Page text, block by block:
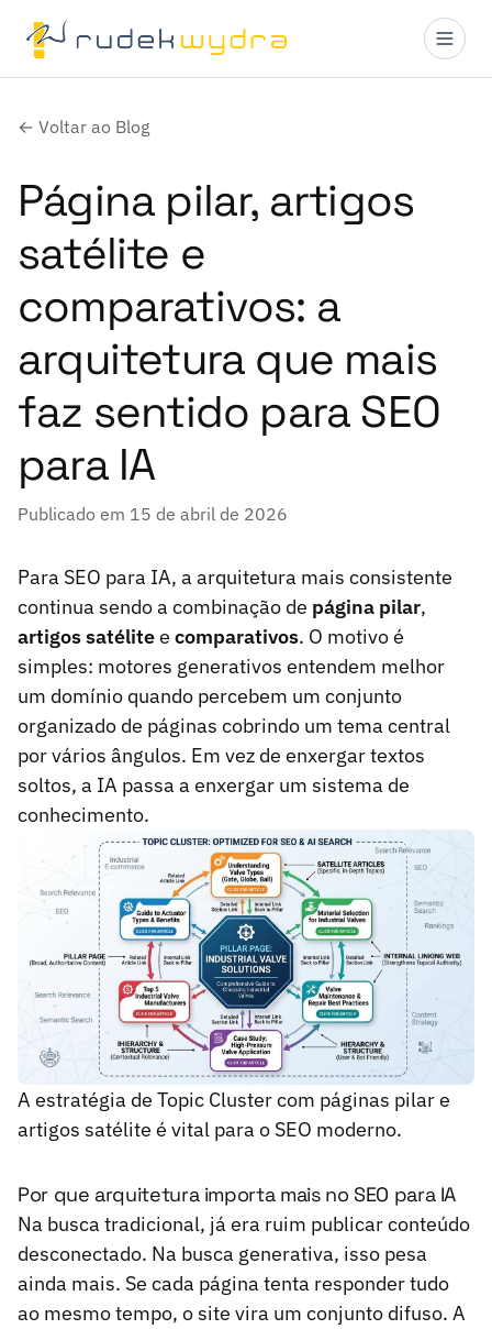
← Voltar ao Blog
Página pilar, artigos
satélite e
comparativos: a
arquitetura que mais
faz sentido para SEO
para IA
Publicado em 15 de abril de 2026
Para SEO para IA, a arquitetura mais consistente
continua sendo a combinação de página pilar,
artigos satélitee comparativos. O motivo é
simples: motores generativos entendem melhor
um domínio quando percebem um conjunto
organizado de páginas cobrindo um tema central
por vários ângulos. Em vez de enxergar textos
soltos, a IA passa a enxergar um sistema de
conhecimento.
A estratégia de Topic Cluster com páginas pilar e
artigos satélite é vital para o SEO moderno.
Por que arquitetura importa mais no SEO para IA
Na busca tradicional, já era ruim publicar conteúdo
desconectado. Na busca generativa, isso pesa
ainda mais. Se cada página tenta responder tudo
ao mesmo tempo, o site vira um conjunto difuso. A